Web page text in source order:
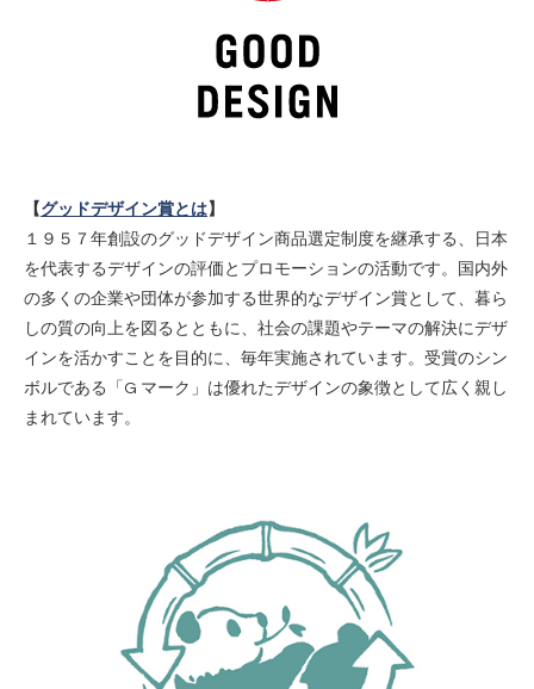
【 グッドデザイン賞とは】
１９５７年創設のグッドデザイン商品選定制度を継承する、日本
を代表するデザインの評価とプロモーションの活動です。国内外
の多くの企業や団体が参加する世界的なデザイン賞として、暮ら
しの質の向上を図るとともに、社会の課題やテーマの解決にデザ
インを活かすことを目的に、毎年実施されています。受賞のシン
ボルである「G マーク」は優れたデザインの象徴として広く親し
まれています。